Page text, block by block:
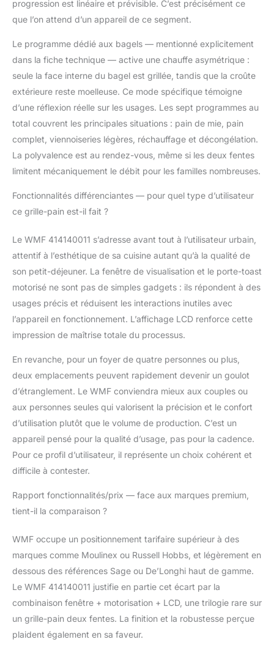
progression est linéaire et prévisible. C’est précisément ce
que l’on attend d’un appareil de ce segment.
Le programme dédié aux bagels — mentionné explicitement
dans la fiche technique — active une chauffe asymétrique :
seule la face interne du bagel est grillée, tandis que la croûte
extérieure reste moelleuse. Ce mode spécifique témoigne
d’une réflexion réelle sur les usages. Les sept programmes au
total couvrent les principales situations : pain de mie, pain
complet, viennoiseries légères, réchauffage et décongélation.
La polyvalence est au rendez-vous, même si les deux fentes
limitent mécaniquement le débit pour les familles nombreuses.
Fonctionnalités différenciantes — pour quel type d’utilisateur
ce grille-pain est-il fait ?
Le WMF 414140011 s’adresse avant tout à l’utilisateur urbain,
attentif à l’esthétique de sa cuisine autant qu’à la qualité de
son petit-déjeuner. La fenêtre de visualisation et le porte-toast
motorisé ne sont pas de simples gadgets : ils répondent à des
usages précis et réduisent les interactions inutiles avec
l’appareil en fonctionnement. L’affichage LCD renforce cette
impression de maîtrise totale du processus.
En revanche, pour un foyer de quatre personnes ou plus,
deux emplacements peuvent rapidement devenir un goulot
d’étranglement. Le WMF conviendra mieux aux couples ou
aux personnes seules qui valorisent la précision et le confort
d’utilisation plutôt que le volume de production. C’est un
appareil pensé pour la qualité d’usage, pas pour la cadence.
Pour ce profil d’utilisateur, il représente un choix cohérent et
difficile à contester.
Rapport fonctionnalités/prix — face aux marques premium,
tient-il la comparaison ?
WMF occupe un positionnement tarifaire supérieur à des
marques comme Moulinex ou Russell Hobbs, et légèrement en
dessous des références Sage ou De’Longhi haut de gamme.
Le WMF 414140011 justifie en partie cet écart par la
combinaison fenêtre + motorisation + LCD, une trilogie rare sur
un grille-pain deux fentes. La finition et la robustesse perçue
plaident également en sa faveur.